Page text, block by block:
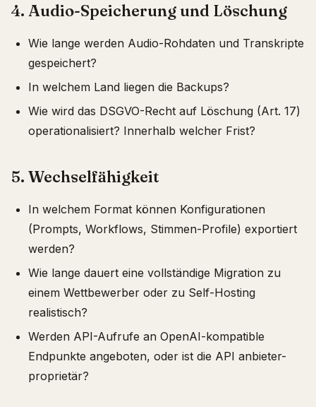
4. Audio-Speicherung und Löschung
Wie lange werden Audio-Rohdaten und Transkripte
gespeichert?
In welchem Land liegen die Backups?
Wie wird das DSGVO-Recht auf Löschung (Art. 17)
operationalisiert? Innerhalb welcher Frist?
5. Wechselfähigkeit
In welchem Format können Konfigurationen
(Prompts, Workflows, Stimmen-Profile) exportiert
werden?
Wie lange dauert eine vollständige Migration zu
einem Wettbewerber oder zu Self-Hosting
realistisch?
Werden API-Aufrufe an OpenAI-kompatible
Endpunkte angeboten, oder ist die API anbieter-
proprietär?